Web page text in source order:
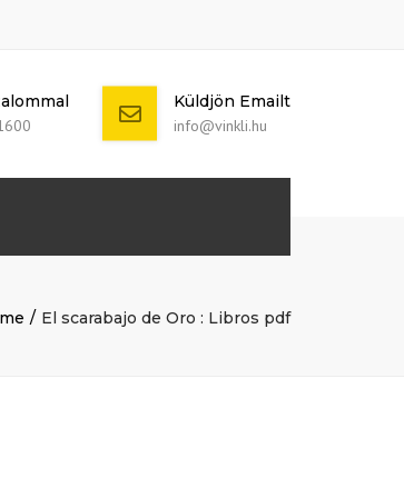
111
Küldjön Emailt
info@vinkli.hu
El scarabajo de Oro : Libros pdf